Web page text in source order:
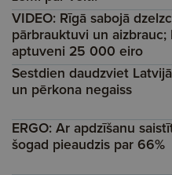
VIDEO: Rīgā sabojā
pārbrauktuvi un aizbrauc;
aptuveni 25 000 eiro
Sestdien daudzviet
un pērkona negaiss
ERGO: Ar apdzīšanu
šogad pieaudzis par 66%